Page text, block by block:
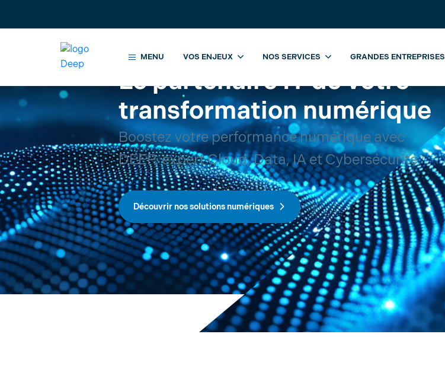
MENU VOS ENJEUX NOS SERVICES GRANDES ENTREPRISES
Le partenaire IT de votre
transformation numérique
Boostez votre performance numérique avec
DEEP, expert Cloud, Data, IA et Cybersécurité.
Découvrir nos solutions numériques